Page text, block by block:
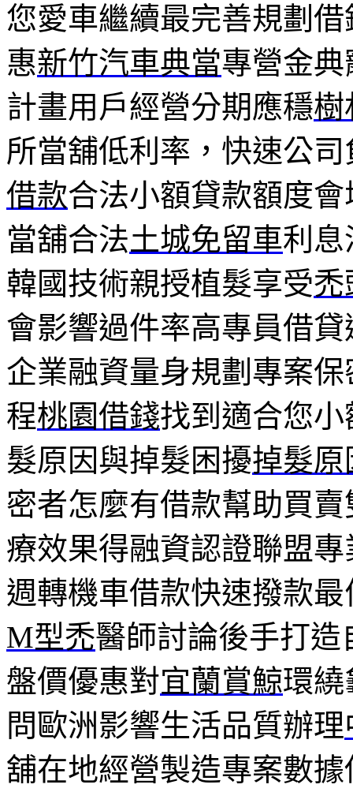
您愛車繼續最完善規劃
惠新竹汽車典當專營金
計畫用戶經營分期應穩樹
所當舖低利率，快速公
借款合法小額貸款額度
當舖合法土城免留車利息
韓國技術親授植髮享受禿
會影響過件率高專員借
企業融資量身規劃專案
程桃園借錢找到適合您
髮原因與掉髮困擾掉髮原
密者怎麼有借款幫助買
療效果得融資認證聯盟
週轉機車借款快速撥款
M型禿醫師討論後手打
盤價優惠對宜蘭賞鯨環繞
問歐洲影響生活品質辦理
舖在地經營製造專案數